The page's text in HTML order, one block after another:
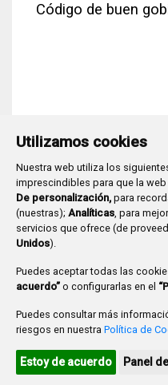
Utilizamos cookies
Nuestra web utiliza los
imprescindibles para que la
De personalización, para
(nuestras); Analíticas, para
servicios que ofrece (de
Unidos).
Puedes aceptar todas las
acuerdo” o configurarlas en el
Puedes consultar más
riesgos en nuestra Política de
Estoy de acuerdo Panel
Código de buen
Plaza Mayor
947 288
CONTACTO | AVISOS,
CANAL DE DENUNCIAS